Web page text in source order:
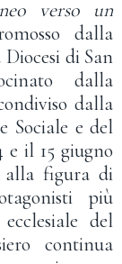
verso un
dalla
di San
dalla
dalla
Sociale e del
il 15 giugno
alla figura di
più
del
continua